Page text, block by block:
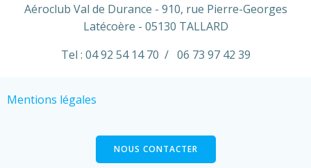
Aéroclub Val de Durance - 910, rue Pierre-Georges
Latécoère - 05130 TALLARD
Tel : 04 92 54 14 70 / 06 73 97 42 39
Mentions légales
NOUS CONTACTER